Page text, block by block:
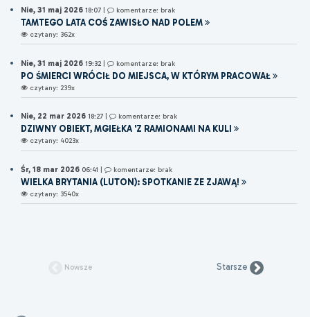
Nie, 31 maj 2026 18:07 | komentarze: brak
TAMTEGO LATA COŚ ZAWISŁO NAD POLEM
czytany: 362x
Nie, 31 maj 2026 19:32 | komentarze: brak
PO ŚMIERCI WRÓCIŁ DO MIEJSCA, W KTÓRYM PRACOWAŁ
czytany: 239x
Nie, 22 mar 2026 18:27 komentarze: brak
DZIWNY OBIEKT, MGIEŁKA 'Z RAMIONAMI NA KULI
czytany: 4023x
Śr, 18 mar 2026 06:41 komentarze: brak
WIELKA BRYTANIA (LUTON): SPOTKANIE ZE ZJAWĄ!
czytany: 3540x
Nowsze Starsze